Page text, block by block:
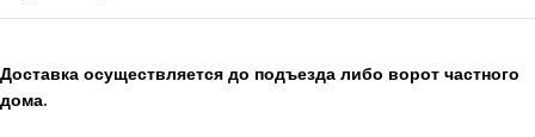
Доставка осуществляется до подъезда либо ворот частного
дома.